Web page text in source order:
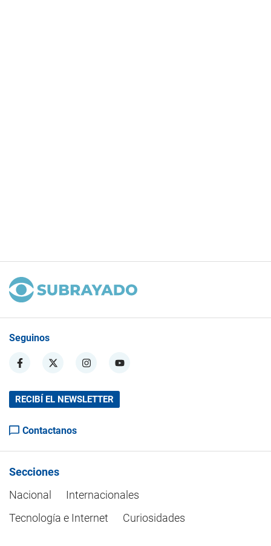
Seguinos
RECIBÍ EL NEWSLETTER
Contactanos
Secciones
Nacional
Internacionales
Tecnología e Internet
Curiosidades